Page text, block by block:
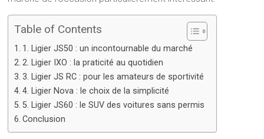
Table of Contents
1. Ligier JS50 : un incontournable du marché
2. Ligier IXO : la praticité au quotidien
3. Ligier JS RC : pour les amateurs de sportivité
4. Ligier Nova : le choix de la simplicité
5. Ligier JS60 : le SUV des voitures sans permis
Conclusion